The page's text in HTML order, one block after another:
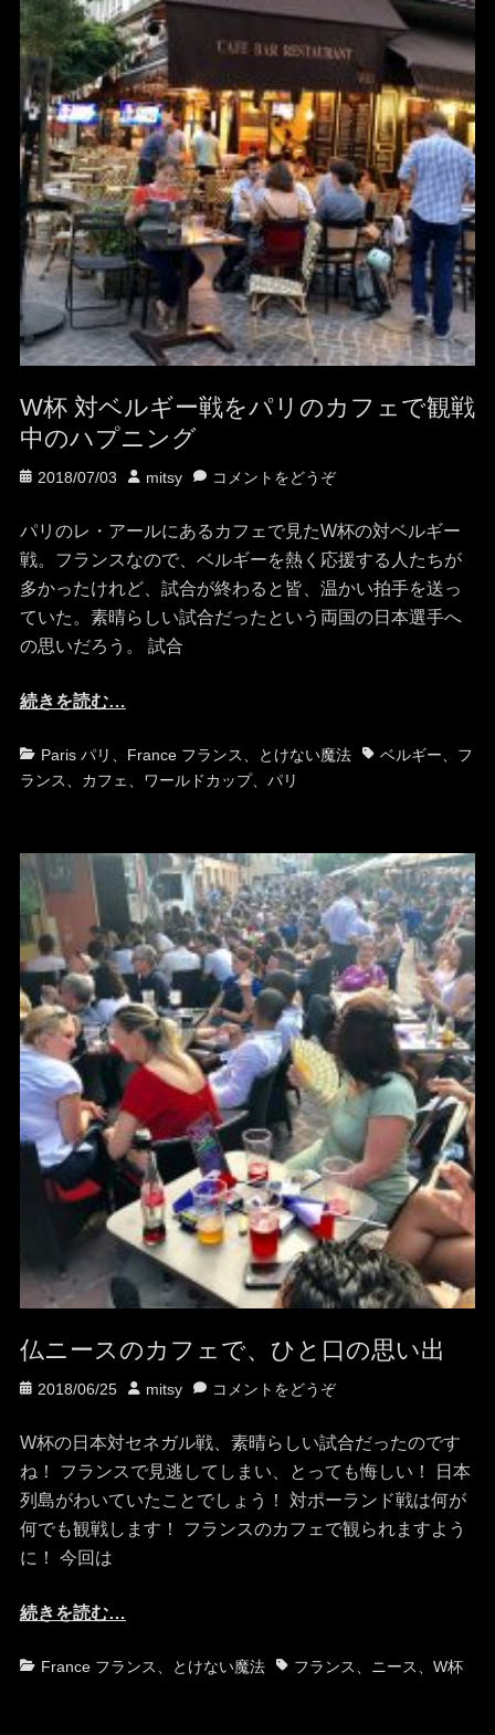
W杯 対ベルギー戦をパリのカフェで観戦
中のハプニング
投
日
2018/07/03
投
者
mitsy コメントをどうぞ
パリのレ・アールにあるカフェで見たW杯の対ベルギー
戦。フランスなので、ベルギーを熱く応援する人たちが
多かったけれど、試合が終わると皆、温かい拍手を送っ
ていた。素晴らしい試合だったという両国の日本選手へ
の思いだろう。 試合
続きを読む…
カ
テ
ー
Paris パリ 、 France フランス、 とけない魔法
タ ベルギー、 フ
ランス、 カフェ、 ワールドカップ、 パリ
仏ニースのカフェで、ひと口の思い出
投
日
2018/06/25
投
者
mitsy コメントをどうぞ
W杯の日本対セネガル戦、素晴らしい試合だったのです
ね！ フランスで見逃してしまい、とっても悔しい！ 日本
列島がわいていたことでしょう！ 対ポーランド戦は何が
何でも観戦します！ フランスのカフェで観られますよう
に！ 今回は
続きを読む…
カ France フランス、 とけない魔法
タ フランス、 ニース、 W杯